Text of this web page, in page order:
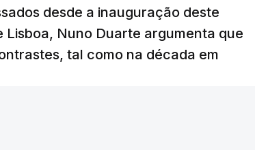
desde a inauguração deste
Nuno Duarte argumenta que
tal como na década em